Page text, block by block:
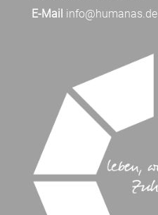
E-Mail info@humanas.de